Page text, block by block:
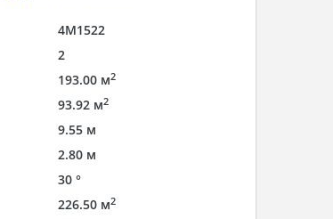
4M1522
2
193.00 м2
93.92 м2
9.55 м
2.80 м
30 °
226.50 м2